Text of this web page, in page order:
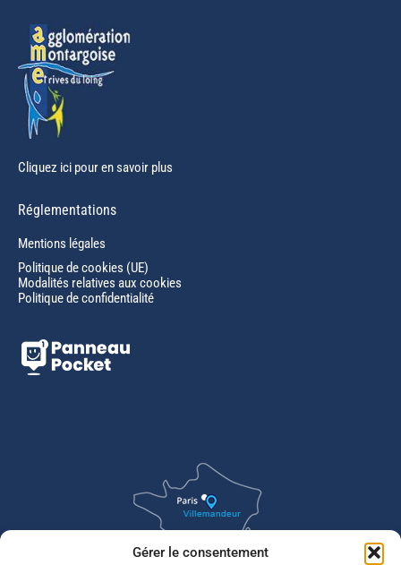
Gérer le consentement
Cliquez ici pour en savoir plus
Réglementations
Mentions légales
Politique de cookies (UE)
Modalités relatives aux cookies
Politique de confidentialité